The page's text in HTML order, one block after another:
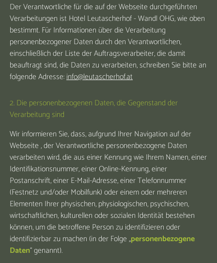
Der Verantwortliche für die auf der Webseite durchgeführten
Verarbeitungen ist Hotel Leutascherhof - Wandl OHG, wie oben
bestimmt. Für Informationen über die Verarbeitung
personenbezogener Daten durch den Verantwortlichen,
einschließlich der Liste der Auftragsverarbeiter, die damit
beauftragt sind, die Daten zu verarbeiten, schreiben Sie bitte an
folgende Adresse:info@leutascherhof.at
2. Die personenbezogenen Daten, die Gegenstand der
Verarbeitung sind
Wir informieren Sie, dass, aufgrund Ihrer Navigation auf der
Webseite , der Verantwortliche personenbezogene Daten
verarbeiten wird, die aus einer Kennung wie Ihrem Namen, einer
Identifikationsnummer, einer Online-Kennung, einer
Postanschrift, einer E-Mail-Adresse, einer Telefonnummer
(Festnetz und/oder Mobilfunk) oder einem oder mehreren
Elementen Ihrer physischen, physiologischen, psychischen,
wirtschaftlichen, kulturellen oder sozialen Identität bestehen
können, um die betroffene Person zu identifizieren oder
identifizierbar zu machen (in der Folge „personenbezogene
Daten“ genannt).